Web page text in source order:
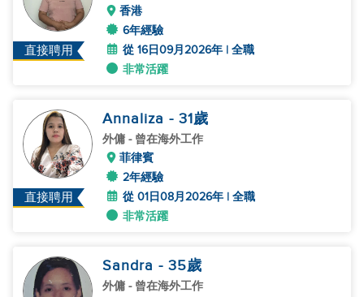
直接聘用
香港
6年經驗
從 16日09月2026年 | 全職
非常活躍
直接聘用
Annaliza - 31歲
外傭 - 曾在海外工作
菲律賓
2年經驗
從 01日08月2026年 | 全職
非常活躍
Sandra - 35歲
外傭 - 曾在海外工作